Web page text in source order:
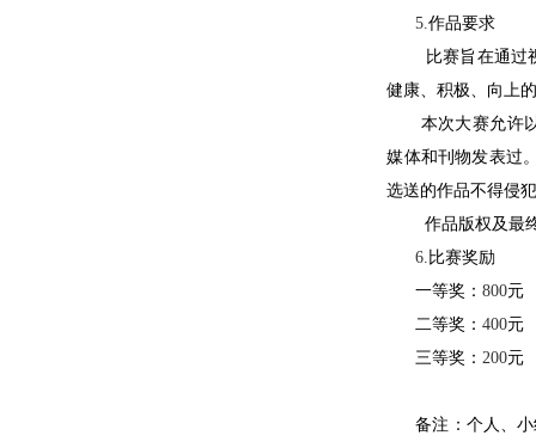
5.作品要求
比赛旨在通过
健康、积极、向上
本次大赛允许
媒体和刊物发表过
选送的作品不得侵
作品版权及最
6. 比赛奖励
一等奖：800元
二等奖：400元
三等奖：200元
备注：个人、